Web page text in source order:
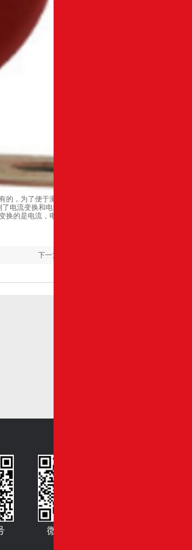
，为了便于测量、保护以及控制需要转
电流变换和电气隔离的作用。
的是电流，电流互感器的作用就是可以
下一篇：
微信公众号